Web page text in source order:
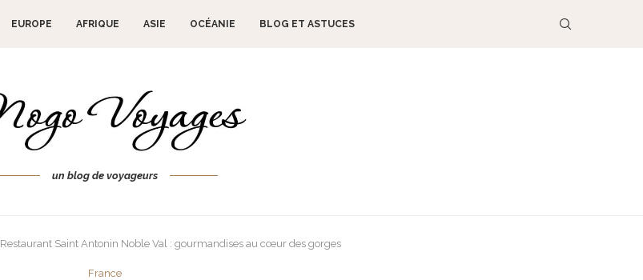
EUROPE AFRIQUE ASIE OCÉANIE BLOG ET ASTUCES
un blog de voyageurs
Restaurant Saint Antonin Noble Val : gourmandises au cœur des gorges
France